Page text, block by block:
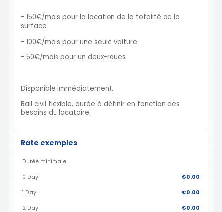
- 150€/mois pour la location de la totalité de la
surface
- 100€/mois pour une seule voiture
- 50€/mois pour un deux-roues
Disponible immédiatement.
Bail civil flexible, durée à définir en fonction des
besoins du locataire.
Rate exemples
Durée minimale
0 Day €0.00
1 Day €0.00
2 Day €0.00